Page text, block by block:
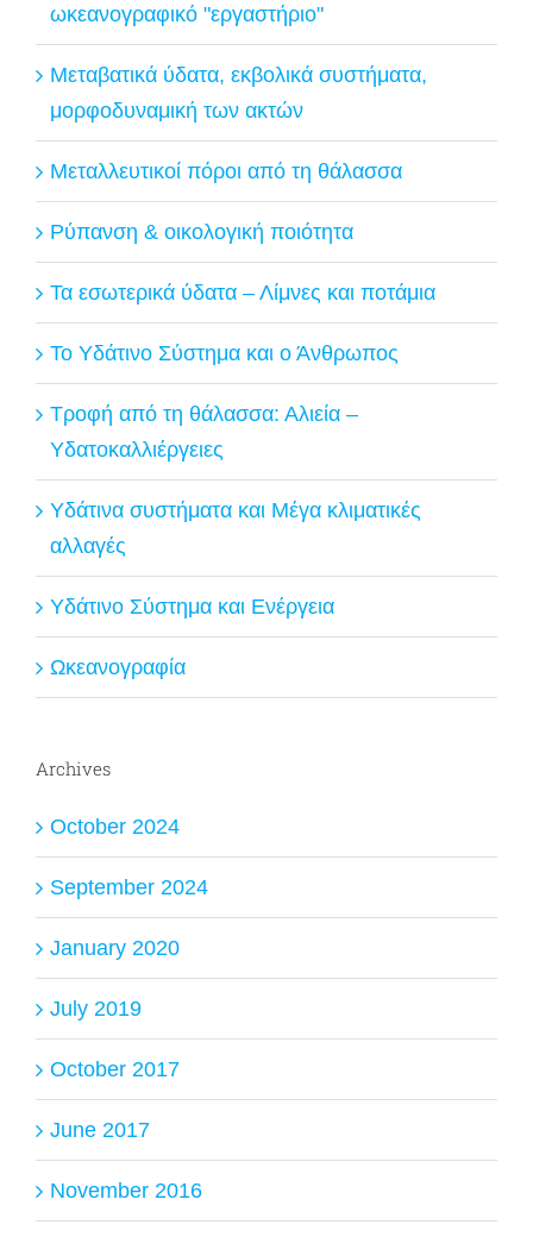
ωκεανογραφικό "εργαστήριο"
Μεταβατικά ύδατα, εκβολικά συστήματα,
μορφοδυναμική των ακτών
Μεταλλευτικοί πόροι από τη θάλασσα
Ρύπανση & οικολογική ποιότητα
Τα εσωτερικά ύδατα – Λίμνες και ποτάμια
Το Υδάτινο Σύστημα και ο Άνθρωπος
Τροφή από τη θάλασσα: Αλιεία –
Υδατοκαλλιέργειες
Υδάτινα συστήματα και Μέγα κλιματικές
αλλαγές
Υδάτινο Σύστημα και Ενέργεια
Ωκεανογραφία
Archives
October 2024
September 2024
January 2020
July 2019
October 2017
June 2017
November 2016